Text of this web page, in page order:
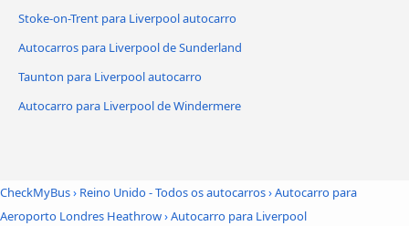
Stoke-on-Trent para Liverpool autocarro
Autocarros para Liverpool de Sunderland
Taunton para Liverpool autocarro
Autocarro para Liverpool de Windermere
CheckMyBus› Reino Unido - Todos os autocarros›Autocarro para
Aeroporto Londres Heathrow›Autocarro para Liverpool